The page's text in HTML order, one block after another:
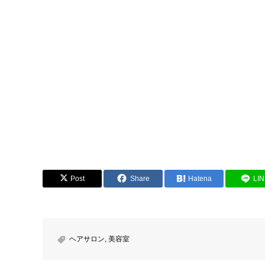
Post Share Hatena
ヘアサロン, 美容室